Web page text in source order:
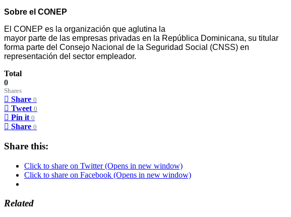
Sobre el CONEP
El CONEP es la organización que aglutina la
mayor parte de las empresas privadas en la República Dominicana, su titular
forma parte del Consejo Nacional de la Seguridad Social (CNSS) en
representación del sector empleador.
Total
0
Shares
Share 0
Tweet 0
Pin it 0
Share 0
Share this:
Click to share on Twitter (Opens in new window)
Click to share on Facebook (Opens in new window)
Related